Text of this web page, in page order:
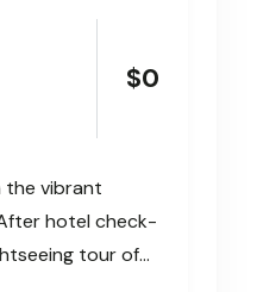
$0
the vibrant
hotel check-
tour of